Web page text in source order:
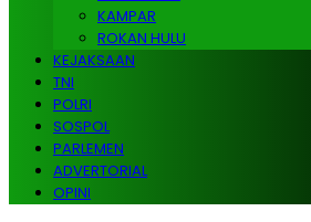
KAMPAR
ROKAN HULU
KEJAKSAAN
TNI
POLRI
SOSPOL
PARLEMEN
ADVERTORIAL
OPINI